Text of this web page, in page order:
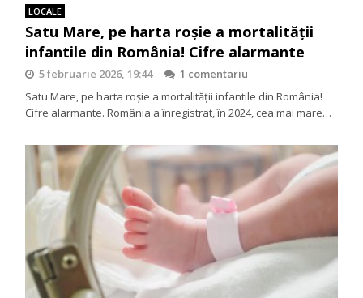
LOCALE
Satu Mare, pe harta roșie a mortalității
infantile din România! Cifre alarmante
5 februarie 2026, 19:44
1 comentariu
Satu Mare, pe harta roșie a mortalității infantile din România!
Cifre alarmante. România a înregistrat, în 2024, cea mai mare…